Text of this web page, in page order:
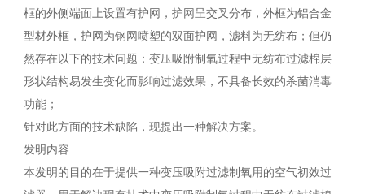
框的外侧端面上设置有护网，护网呈交叉分布，外框为铝合金
型材外框，护网为钢网喷塑的双面护网，滤料为无纺布；但仍
然存在以下的技术问题：变压吸附制氧过程中无纺布过滤棉层
形状结构易发生变化而影响过滤效果，不具备长效的杀菌消毒
功能；
针对此方面的技术缺陷，现提出一种解决方案。
发明内容
本发明的目的在于提供一种变压吸附过滤制氧用的空气初效过